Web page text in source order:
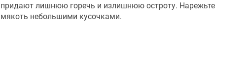
придают лишнюю горечь и излишнюю остроту. Нарежьте
мякоть небольшими кусочками.